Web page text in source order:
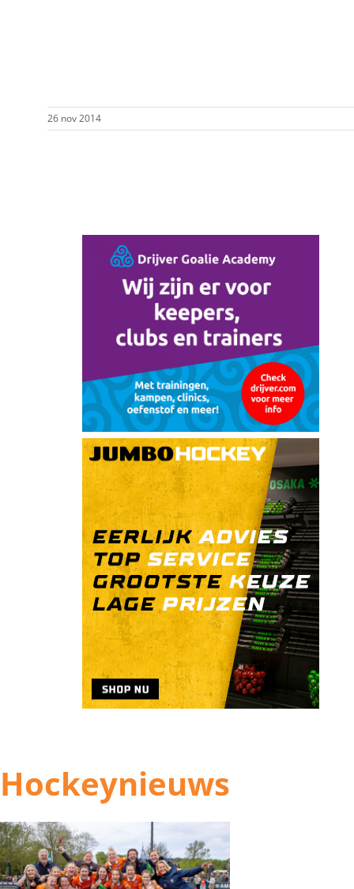
26 nov 2014
Hockeynieuws